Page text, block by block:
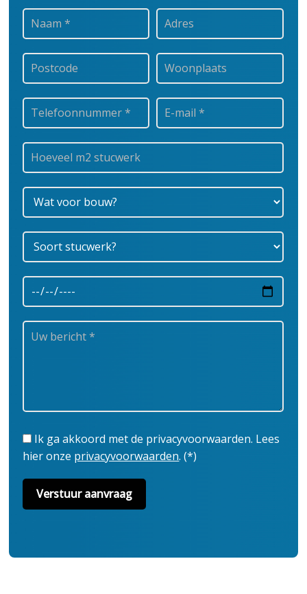
Ik ga akkoord met de privacyvoorwaarden. Lees
hier onze privacyvoorwaarden. (*)